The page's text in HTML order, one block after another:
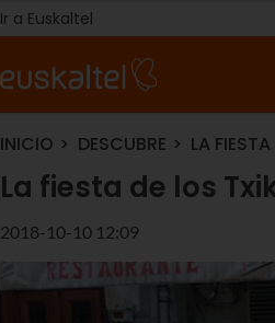
Ir a Euskaltel
INICIO DESCUBRE LA
La fiesta de los
2018-10-10 12:09